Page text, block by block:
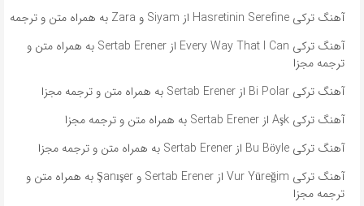
آهنگ ترکی Hasretinin Serefine از Siyam و Zara به همراه متن و ترجمه
آهنگ ترکی Every Way That I Can از Sertab Erener به همراه متن و
ترجمه مجزا
آهنگ ترکی Bi Polar از Sertab Erener به همراه متن و ترجمه مجزا
آهنگ ترکی Aşk از Sertab Erener به همراه متن و ترجمه مجزا
آهنگ ترکی Bu Böyle از Sertab Erener به همراه متن و ترجمه مجزا
آهنگ ترکی Vur Yüreğim از Sertab Erener و Şanışer به همراه متن و
ترجمه مجزا